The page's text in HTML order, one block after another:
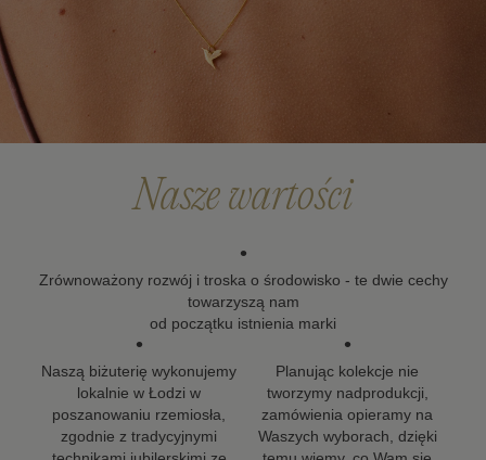
skóry.
Po upływie okresu gwarancji możesz skorzystać z
dokładamy wszelkich starań, aby nasze projekty mogły
towarzyszyć Ci w kolejnych ważnych momentach życia.
Nasze wartości
•
Zrównoważony rozwój i troska o środowisko - te dwie cechy
towarzyszą nam
od początku istnienia marki
•
Naszą biżuterię wykonujemy
lokalnie w Łodzi w
poszanowaniu rzemiosła,
zgodnie z tradycyjnymi
•
Planując kolekcje nie
tworzymy nadprodukcji,
zamówienia opieramy na
Waszych wyborach, dzięki